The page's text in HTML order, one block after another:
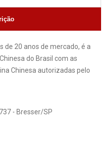
de 20 anos de mercado, é a
do Brasil com as
Chinesa autorizadas pelo
- Bresser/SP